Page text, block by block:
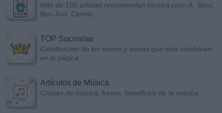
Más de 100 artistas recomiendan musica.com: A. Sanz,
Bon Jovi, Camila...
TOP Socios/as
Clasificación de los socios y socias que más colaboran
en la página
Artículos de Música
Chistes de música, frases, beneficios de la música...